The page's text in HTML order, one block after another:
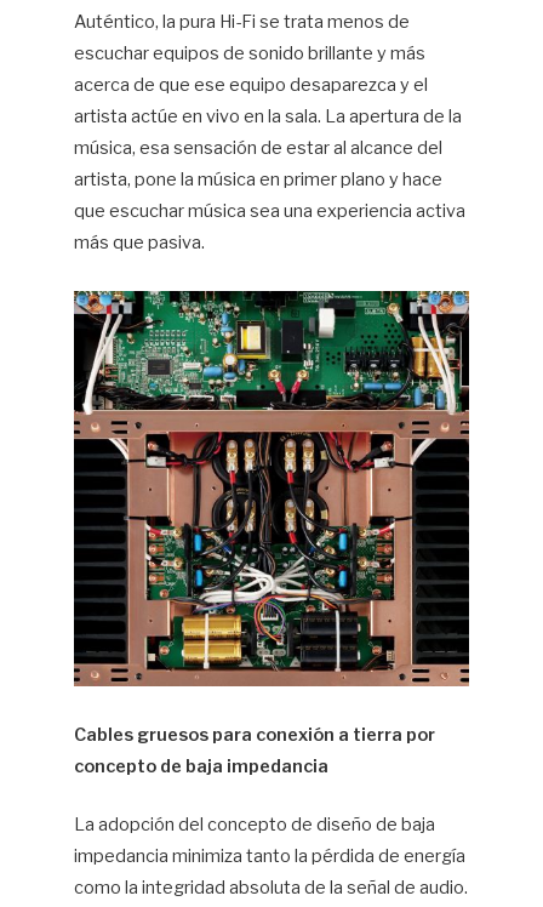
Auténtico, la pura Hi-Fi se trata menos de
escuchar equipos de sonido brillante y más
acerca de que ese equipo desaparezca y el
artista actúe en vivo en la sala. La apertura de la
música, esa sensación de estar al alcance del
artista, pone la música en primer plano y hace
que escuchar música sea una experiencia activa
más que pasiva.
Cables gruesos para conexión a tierra por
concepto de baja impedancia
La adopción del concepto de diseño de baja
impedancia minimiza tanto la pérdida de energía
como la integridad absoluta de la señal de audio.